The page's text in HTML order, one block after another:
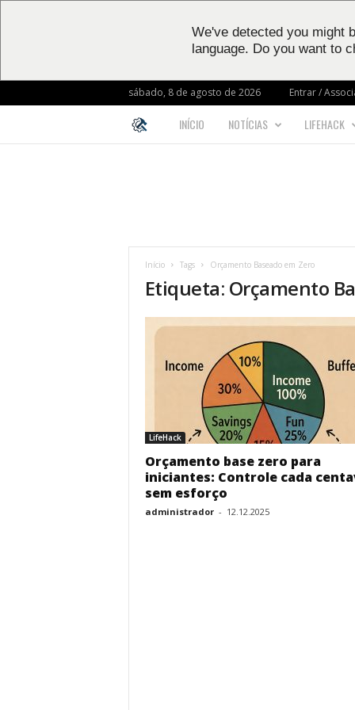
We've detected you might
language. Do you want to
sábado, 8 de agosto de 2026 Entrar /
O
INÍCIO NOTÍCIAS LIFEHACK
Início Tags Orçamento Baseado em Zero
Etiqueta: Orçamento
LifeHack
Orçamento base zero para
iniciantes: Controle cada
sem esforço
administrador - 12.12.2025